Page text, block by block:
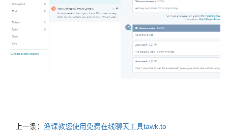
上一条： 渔课教您使用免费在线聊天工具tawk.to